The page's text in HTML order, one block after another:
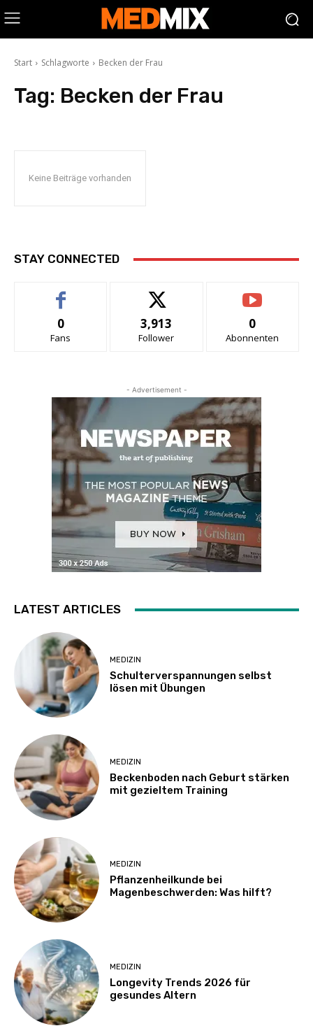
Start Schlagworte Becken der Frau
Tag: Becken der Frau
Keine Beiträge vorhanden
STAY CONNECTED
0
Fans
3,913
Follower
0
Abonnenten
- Advertisement -
LATEST ARTICLES
MEDIZIN
Schulterverspannungen selbst
lösen mit Übungen
MEDIZIN
Beckenboden nach Geburt stärken
mit gezieltem Training
MEDIZIN
Pflanzenheilkunde bei
Magenbeschwerden: Was hilft?
MEDIZIN
Longevity Trends 2026 für
gesundes Altern